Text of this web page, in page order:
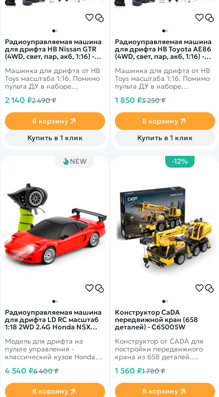
Радиоуправляемая машина
для дрифта HB Nissan GTR
(4WD, свет, пар, акб, 1:16) -
Машинка для дрифта от HB
Toys масштаба 1:16. Помимо
пульта ДУ в наборе
колеса, ключ для смены
и аккумулятор. Из
выхлопной трубы можно
активировать спрей-пар, а
фары светятся во время
ярко-оранжевый с черным.
2 140 ₽2 490 ₽
В корзину
Купить в 1 клик
Радиоуправляемая машина
для дрифта HB Toyota AE86
(4WD, свет, пар, акб, 1:16) -
Машинка для дрифта от HB
Toys масштаба 1:16. Помимо
пульта ДУ в наборе
колеса, ключ для смены
и аккумулятор. Из
выхлопной трубы можно
активировать спрей-пар, а
фары светятся во время
1 850 ₽3 250 ₽
В корзину
Купить в 1 клик
NEW
Радиоуправляемая машина
для дрифта LD RC масштаб
1:18 2WD 2.4G Honda NSX
Модель для дрифта на
пульте управления -
классический кузов Honda
детализацию. В комплекте 2
типов поверхностей. Задний
4 540 ₽6 400 ₽
В корзину
-12%
Конструктор CaDA
передвижной кран (658
деталей) - C65005W
Конструктор от CADA для
постройки передвижного
крана из 658 деталей.
выдвигается, поднимается и
подвижных тросах. Кабина
1 560 ₽1 780 ₽
В корзину